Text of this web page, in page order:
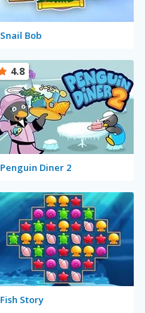
Snail Bob
Penguin Diner 2
4.8
Fish Story